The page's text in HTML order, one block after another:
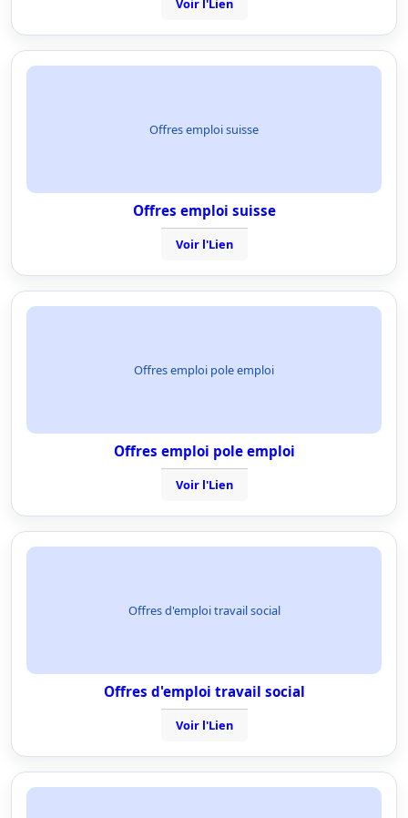
Voir l'Lien
Offres emploi suisse
Offres emploi suisse
Voir l'Lien
Offres emploi pole emploi
Offres emploi pole emploi
Voir l'Lien
Offres d'emploi travail social
Offres d'emploi travail social
Voir l'Lien